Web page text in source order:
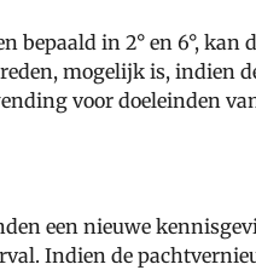
bepaald in 2° en 6°,
mogelijk is, indien
voor doeleinden
een nieuwe
Indien de